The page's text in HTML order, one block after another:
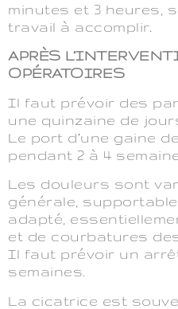
minutes et 3 heures,
travail à accomplir.
APRÈS
OPÉRATOIRES
Il faut prévoir des
une quinzaine de
Le port d’une gaine
pendant 2 à 4
Les douleurs sont
générale,
adapté,
et de courbatures
Il faut prévoir un
semaines.
La cicatrice est